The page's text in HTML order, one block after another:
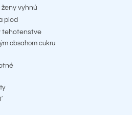
vyhnú
plod
tehotenstve
obsahom cukru